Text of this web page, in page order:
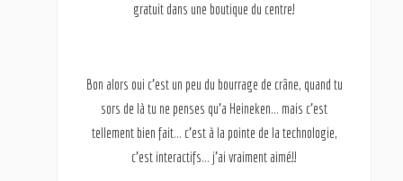
gratuit dans une boutique du centre!
Bon alors oui c’est un peu du bourrage de crâne, quand tu
sors de là tu ne penses qu’a Heineken… mais c’est
tellement bien fait… c’est à la pointe de la technologie,
c’est interactifs… j’ai vraiment aimé!!